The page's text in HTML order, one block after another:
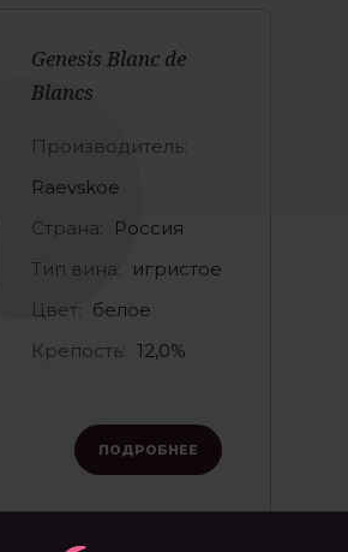
Genesis Blanc de
Blancs
Производитель:
Raevskoe
Страна:
Россия
Тип вина:
игристое
Цвет: белое
Крепость: 12,0%
ПОДРОБНЕЕ